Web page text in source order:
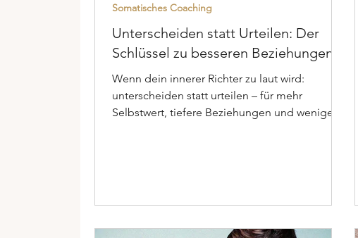
Unterscheiden statt Urteilen: Der
Schlüssel zu besseren Beziehungen
Wenn dein innerer Richter zu laut wird:
unterscheiden statt urteilen – für mehr
Selbstwert, tiefere Beziehungen und weniger
Somatisches Coaching